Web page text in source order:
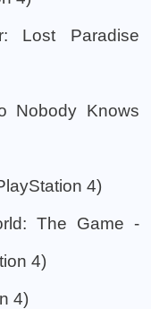
Lost Paradise
Nobody Knows
4)
The Game -
4)
4)